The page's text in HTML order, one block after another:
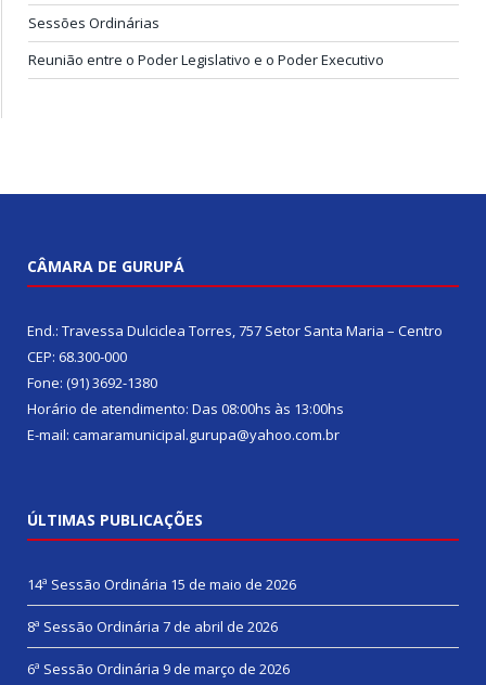
Sessões Ordinárias
Reunião entre o Poder Legislativo e o Poder Executivo
CÂMARA DE GURUPÁ
End.: Travessa Dulciclea Torres, 757 Setor Santa Maria – Centro
CEP: 68.300-000
Fone: (91) 3692-1380
Horário de atendimento: Das 08:00hs às 13:00hs
E-mail: camaramunicipal.gurupa@yahoo.com.br
ÚLTIMAS PUBLICAÇÕES
14ª Sessão Ordinária 15 de maio de 2026
8ª Sessão Ordinária 7 de abril de 2026
6ª Sessão Ordinária 9 de março de 2026